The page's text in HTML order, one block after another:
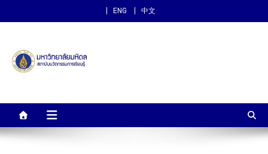
ENG 中文
สถาบันนวัตกรรมการเรียนรู้